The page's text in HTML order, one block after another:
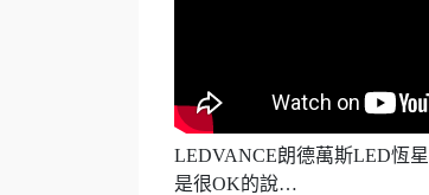
LEDVANCE朗德萬斯LED恆
是很OK的說…